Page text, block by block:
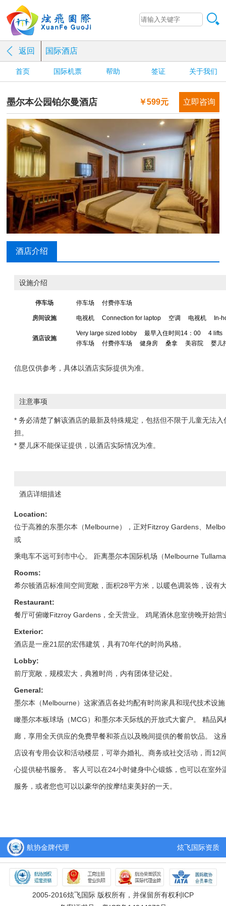
返回 国际酒店
首页 国际机票 帮助 签证 关于我们
墨尔本公园铂尔曼酒店 立即咨询
￥599元
酒店介绍
设施介绍
停车场 停车场 付费停车场
房间设施 电视机 Connection for laptop 空调 电视机 In-
酒店设施
Very large sized lobby 最早入住时间14：00
4 lifts
停车场
付费停车场 健身房 桑拿 美容院 婴儿
信息仅供参考，具体以酒店实际提供为准。
注意事项
* 务必清楚了解该酒店的最新及特殊规定，包括但不限于儿童无法
担。
* 婴儿床不能保证提供，以酒店实际情况为准。
酒店详细描述
Location:
位于高雅的东墨尔本（Melbourne），正对Fitzroy Gardens、
或
乘电车不远可到市中心。 距离墨尔本国际机场（Melbourne
Rooms:
希尔顿酒店标准间空间宽敞，面积28平方米，以暖色调装饰，设有
Restaurant:
餐厅可俯瞰Fitzroy Gardens，全天营业。 鸡尾酒休息室傍晚开始
Exterior:
酒店是一座21层的宏伟建筑，具有70年代的时尚风格。
Lobby:
前厅宽敞，规模宏大，典雅时尚，内有团体登记处。
General:
墨尔本（Melbourne）这家酒店各处均配有时尚家具和现代技术设
瞰墨尔本板球场（MCG）和墨尔本天际线的开放式大窗户。 精品
廊，享用全天供应的免费早餐和茶点以及晚间提供的餐前饮品。
店设有专用会议和活动楼层，可举办婚礼、商务或社交活动，而
心提供秘书服务。 客人可以在24小时健身中心锻炼，也可以在室
服务，或者您也可以以豪华的按摩结束美好的一天。
航协金牌代理 炫飞国际资质
2005-2016炫飞国际 版权所有，并保留所有权利ICP